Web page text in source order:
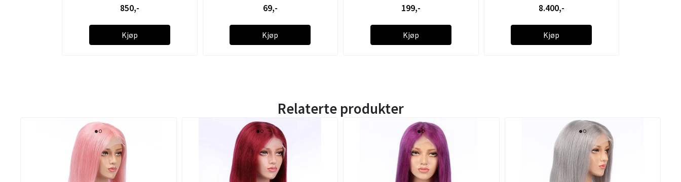
850,-
Kjøp
69,-
Kjøp
199,-
Kjøp
8.400,-
Kjøp
Relaterte produkter